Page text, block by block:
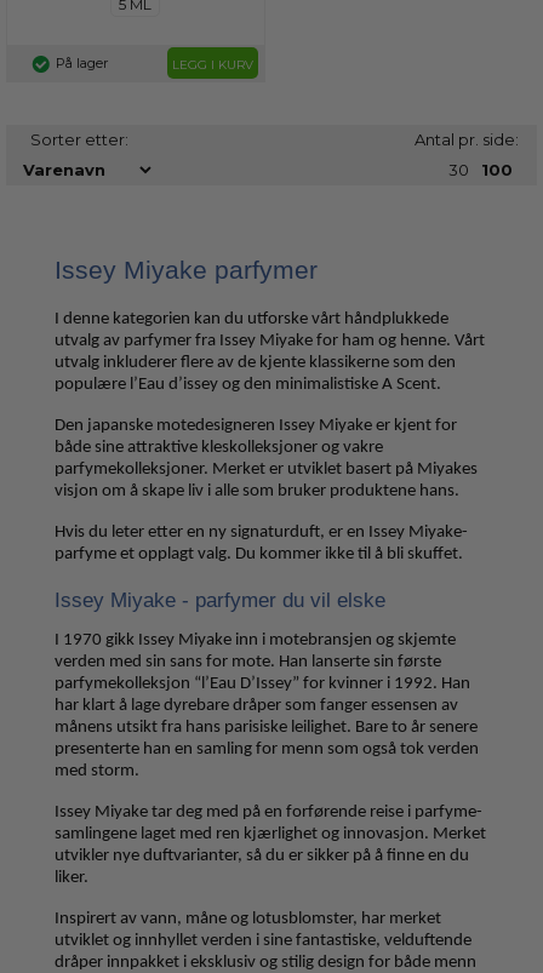
5 ML
På lager LEGG I KURV
Sorter etter:
Antal pr. side:
30
100
Issey Miyake parfymer
I denne kategorien kan du utforske vårt håndplukkede
utvalg av parfymer fra Issey Miyake for ham og henne. Vårt
utvalg inkluderer flere av de kjente klassikerne som den
populære l’Eau d’issey og den minimalistiske A Scent.
Den japanske motedesigneren Issey Miyake er kjent for
både sine attraktive kleskolleksjoner og vakre
parfymekolleksjoner. Merket er utviklet basert på Miyakes
visjon om å skape liv i alle som bruker produktene hans.
Hvis du leter etter en ny signaturduft, er en Issey Miyake-
parfyme et opplagt valg. Du kommer ikke til å bli skuffet.
Issey Miyake - parfymer du vil elske
I 1970 gikk Issey Miyake inn i motebransjen og skjemte
verden med sin sans for mote. Han lanserte sin første
parfymekolleksjon “l’Eau D’Issey” for kvinner i 1992. Han
har klart å lage dyrebare dråper som fanger essensen av
månens utsikt fra hans parisiske leilighet. Bare to år senere
presenterte han en samling for menn som også tok verden
med storm.
Issey Miyake tar deg med på en forførende reise i parfyme-
samlingene laget med ren kjærlighet og innovasjon. Merket
utvikler nye duftvarianter, så du er sikker på å finne en du
liker.
Inspirert av vann, måne og lotusblomster, har merket
utviklet og innhyllet verden i sine fantastiske, velduftende
dråper innpakket i eksklusiv og stilig design for både menn